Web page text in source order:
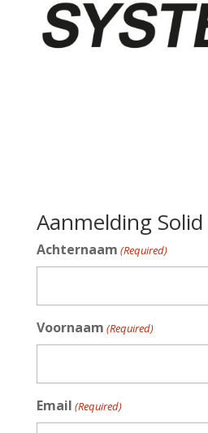
Aanmelding
Achternaam (Required)
Voornaam (Required)
Email (Required)